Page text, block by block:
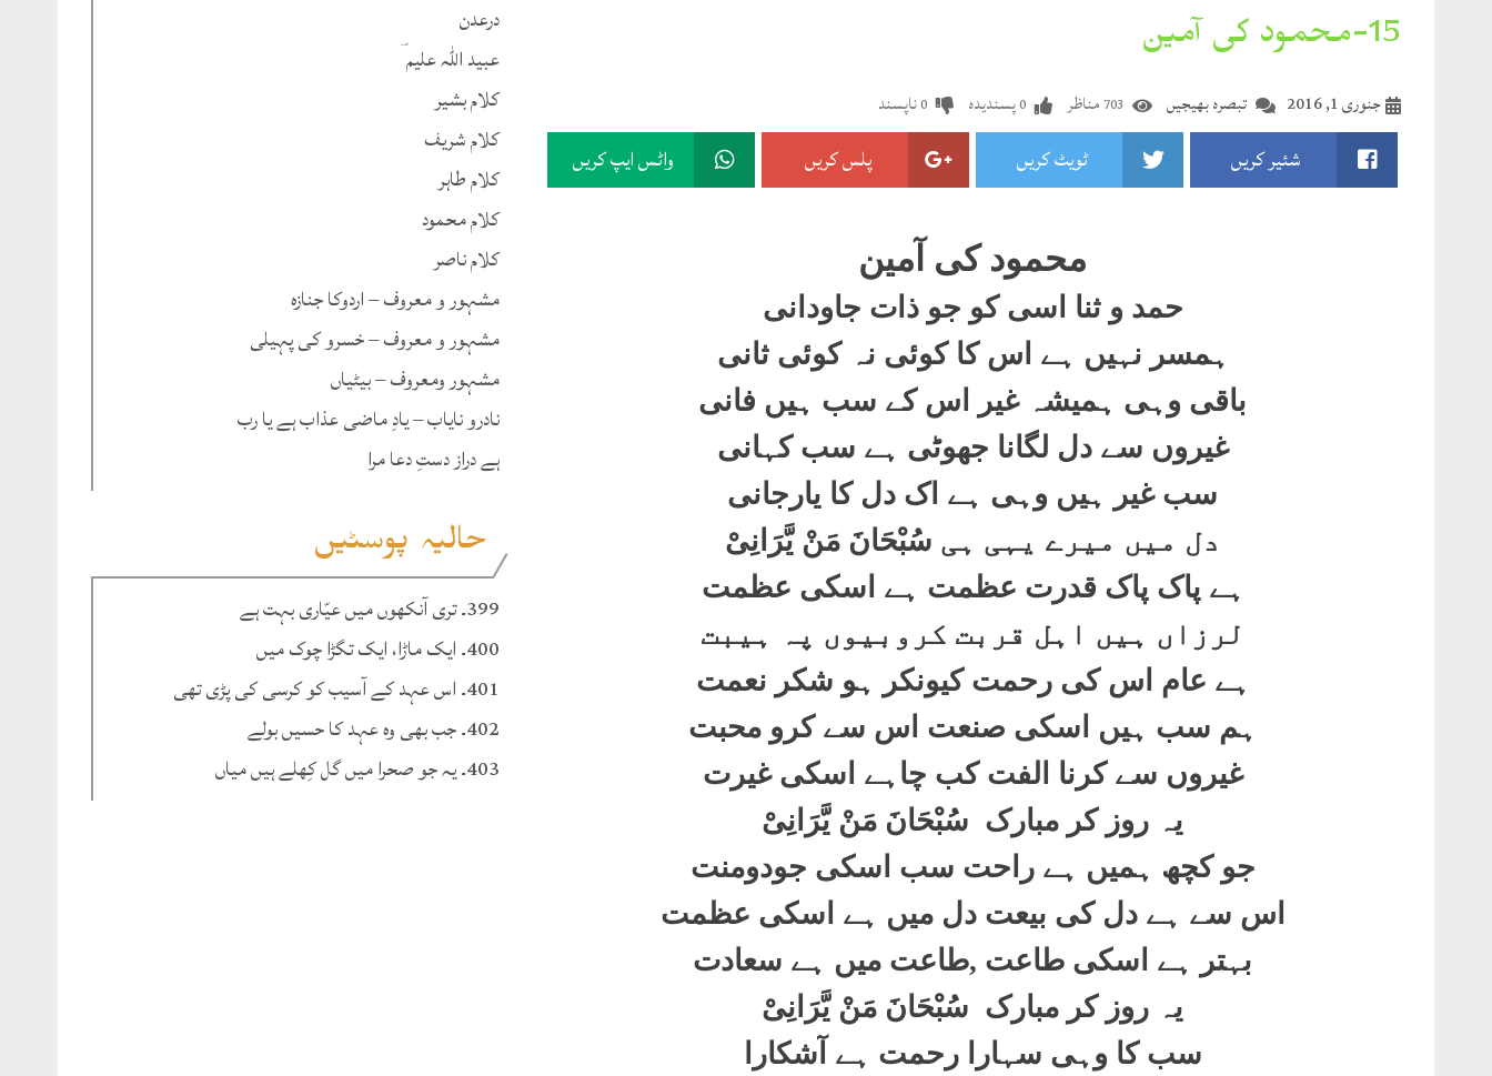
درعدن
عبید اللہ علیم ؔ
کلام بشیر
کلام شریف
کلام طاہر
کلام محمود
کلام ناصر
مشہور و معروف – اردوکا جنازہ
مشہور و معروف – خسرو کی پہیلی
مشہور ومعروف – بیٹیاں
نادرو نایاب – یادِ ماضی عذاب ہے یا رب
ہے دراز دستِ دعا مرا
حالیہ پوسٹیں
399۔ تری آنکھوں میں عیّاری بہت ہے
400۔ ایک ماڑا، ایک تگڑا چوک میں
401۔ اس عہد کے آسیب کو کرسی کی پڑی تھی
402۔ جب بھی وہ عہد کا حسیں بولے
403۔ یہ جو صحرا میں گل کِھلے ہیں میاں
15-محمود کی آمین
تبصرہ بھیجیں جنوری 1, 2016 703مناظر 0پسندیدہ 0ناپسند
شئیر کریں ٹویٹ کریں پلس کریں واٹس ایپ کریں
محمود کی آمین
حمد و ثنا اسی کو جو ذات جاودانی
ہمسر نہیں ہے اس کا کوئی نہ کوئی ثانی
باقی وہی ہمیشہ غیر اس کے سب ہیں فانی
غیروں سے دل لگانا جھوٹی ہے سب کہانی
سب غیر ہیں وہی ہے اک دل کا یارجانی
دل میں میرے یہی ہی سُبْحَانَ مَنْ یَّرَانِیْ
ہے پاک پاک قدرت عظمت ہے اسکی عظمت
لرزاں ہیں اہل قربت کروبیوں پہ ہیبت
ہے عام اس کی رحمت کیونکر ہو شکر نعمت
ہم سب ہیں اسکی صنعت اس سے کرو محبت
غیروں سے کرنا الفت کب چاہے اسکی غیرت
یہ روز کر مبارک سُبْحَانَ مَنْ یَّرَانِیْ
جو کچھ ہمیں ہے راحت سب اسکی جودومنت
اس سے ہے دل کی بیعت دل میں ہے اسکی عظمت
بہتر ہے اسکی طاعت ,طاعت میں ہے سعادت
یہ روز کر مبارک سُبْحَانَ مَنْ یَّرَانِیْ
سب کا وہی سہارا رحمت ہے آشکارا